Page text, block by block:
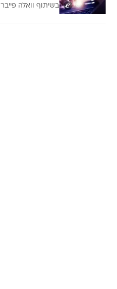
בשיתוף וואלה פייבר